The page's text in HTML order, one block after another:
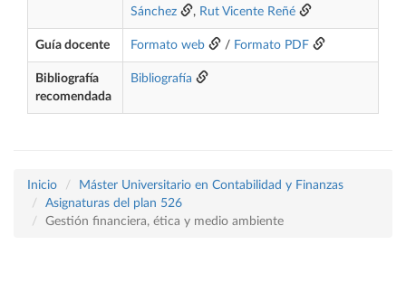
Sánchez
, Rut Vicente Reñé
Guía docente Formato web / Formato PDF
Bibliografía
recomendada
Bibliografía
Inicio
Máster Universitario en Contabilidad y Finanzas
Asignaturas del plan 526
Gestión financiera, ética y medio ambiente